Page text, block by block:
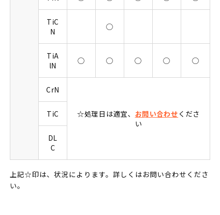
TiC
N
◯
TiA
lN
◯ ◯ ◯ ◯ ◯
CrN
☆処理日は適宜、 お問い合わせ くださ
い
TiC
DL
C
上記☆印は、状況によります。詳しくはお問い合わせくださ
い。